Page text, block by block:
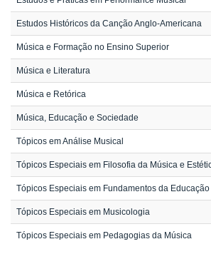
Estudos Históricos da Canção Anglo-Americana
Música e Formação no Ensino Superior
Música e Literatura
Música e Retórica
Música, Educação e Sociedade
Tópicos em Análise Musical
Tópicos Especiais em Filosofia da Música e
Tópicos Especiais em Fundamentos da
Tópicos Especiais em Musicologia
Tópicos Especiais em Pedagogias da Música